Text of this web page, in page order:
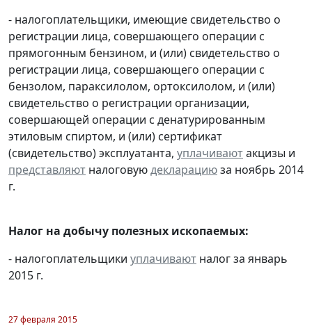
- налогоплательщики, имеющие свидетельство о
регистрации лица, совершающего операции с
прямогонным бензином, и (или) свидетельство о
регистрации лица, совершающего операции с
бензолом, параксилолом, ортоксилолом, и (или)
свидетельство о регистрации организации,
совершающей операции с денатурированным
этиловым спиртом, и (или) сертификат
(свидетельство) эксплуатанта, уплачиваютакцизы и
представляют налоговуюдекларациюза ноябрь 2014
г.
Налог на добычу полезных ископаемых:
- налогоплательщики уплачивают налог за январь
2015 г.
27 февраля 2015